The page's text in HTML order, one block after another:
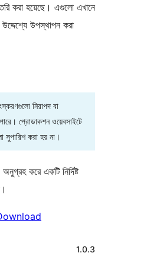
করা হয়েছে। এগুলো এখানে
উদ্দেশ্যে উপস্থাপন করা
নিরাপদ বা
প্রোডাকশন ওয়েবসাইটে
সুপারিশ করা হয় না।
করে একটি নির্দিষ্ট
1.0.3